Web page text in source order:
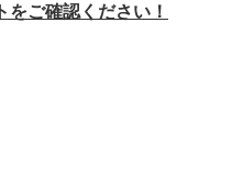
ご確認ください！